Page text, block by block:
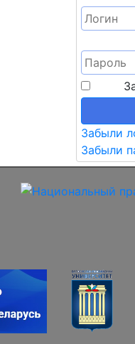
Забыли
Забыли